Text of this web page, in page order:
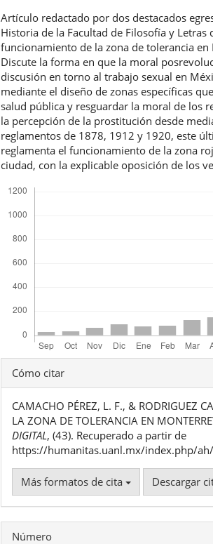
Artículo redactado por dos destacados
Historia de la Facultad de Filosofía y Letras
funcionamiento de la zona de tolerancia
Discute la forma en que la moral
discusión en torno al trabajo sexual en
mediante el diseño de zonas específicas
salud pública y resguardar la moral de los
la percepción de la prostitución desde
reglamentos de 1878, 1912 y 1920, este
reglamenta el funcionamiento de la zona
ciudad, con la explicable oposición de los
Detalles
del
artículo
Cómo citar
CAMACHO PÉREZ, L. F., & RODRIGUEZ
LA ZONA DE TOLERANCIA EN
DIGITAL, (43). Recuperado a partir de
https://humanitas.uanl.mx/index.php/
Más formatos de cita Descargar
Número